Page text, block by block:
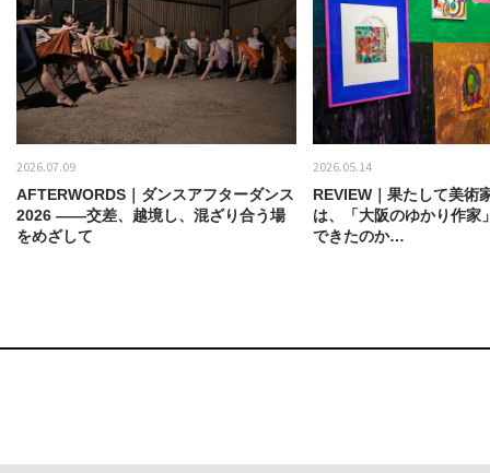
2026.07.09
AFTERWORDS｜ダンスアフターダンス
2026 ——交差、越境し、混ざり合う場
をめざして
2026.05.14
REVIEW｜果たして美術
は、「大阪のゆかり作家
できたのか…